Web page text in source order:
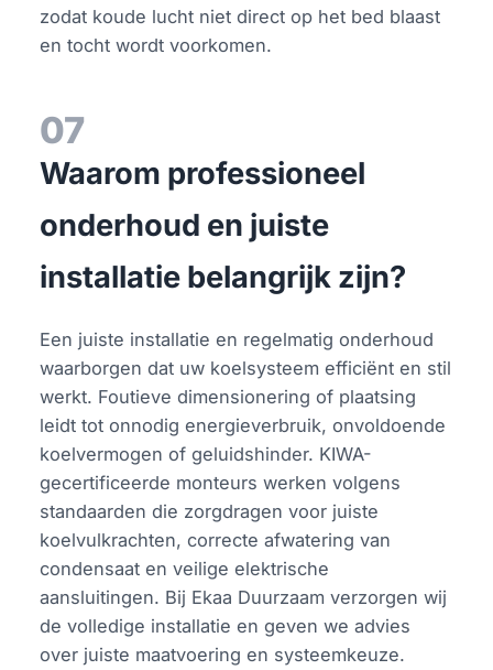
zodat koude lucht niet direct op het bed blaast
en tocht wordt voorkomen.
07
Waarom professioneel
onderhoud en juiste
installatie belangrijk zijn?
Een juiste installatie en regelmatig onderhoud
waarborgen dat uw koelsysteem efficiënt en stil
werkt. Foutieve dimensionering of plaatsing
leidt tot onnodig energieverbruik, onvoldoende
koelvermogen of geluidshinder. KIWA-
gecertificeerde monteurs werken volgens
standaarden die zorgdragen voor juiste
koelvulkrachten, correcte afwatering van
condensaat en veilige elektrische
aansluitingen. Bij Ekaa Duurzaam verzorgen wij
de volledige installatie en geven we advies
over juiste maatvoering en systeemkeuze.